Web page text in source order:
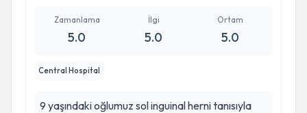
Zamanlama
5.0
İlgi
5.0
Ortam
5.0
Central Hospital
9 yaşındaki oğlumuz sol inguinal herni tanısıyla